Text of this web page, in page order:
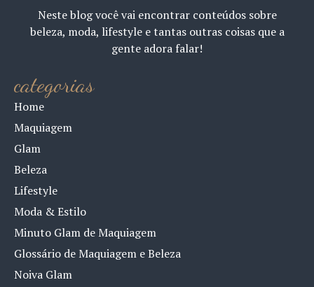
Neste blog você vai encontrar conteúdos sobre
beleza, moda, lifestyle e tantas outras coisas que a
gente adora falar!
categorias
Home
Maquiagem
Glam
Beleza
Lifestyle
Moda & Estilo
Minuto Glam de Maquiagem
Glossário de Maquiagem e Beleza
Noiva Glam